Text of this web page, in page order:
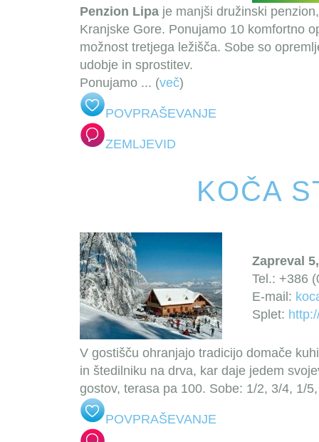
Penzion Lipa je manjši družinski
Kranjske Gore. Ponujamo 10 komfortno
možnost tretjega ležišča. Sobe so
udobje in sprostitev.
Ponujamo ... (več)
POVPRAŠEVANJE
ZEMLJEVID
KOČA
Zapreval
Tel.: +386
E-mail:
Splet:
V gostišču ohranjajo tradicijo domače
in štedilniku na drva, kar daje jedem
gostov, terasa pa 100. Sobe: 1/2, 3/4, 1/
POVPRAŠEVANJE